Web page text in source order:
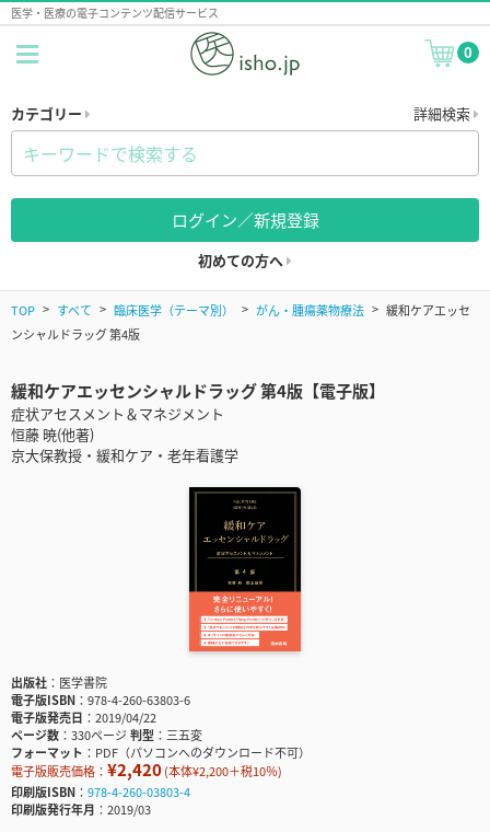
医学・医療の電子コンテンツ配信サービス
0
カテゴリー 詳細検索
ログイン／新規登録
初めての方へ
TOP すべて 臨床医学（テーマ別） がん・腫瘍薬物療法
緩和ケアエッセ
ンシャルドラッグ 第4版
緩和ケアエッセンシャルドラッグ 第4版【電子版】
症状アセスメント＆マネジメント
恒藤 暁(他著)
京大保教授・緩和ケア・老年看護学
出版社
医学書院
電子版ISBN
978-4-260-63803-6
電子版発売日
2019/04/22
ページ数
330ページ判型
三五変
フォーマット
PDF（パソコンへのダウンロード不可）
電子版販売価格： ¥2,420(本体¥2,200＋税10％)
印刷版ISBN
978-4-260-03803-4
印刷版発行年月
2019/03